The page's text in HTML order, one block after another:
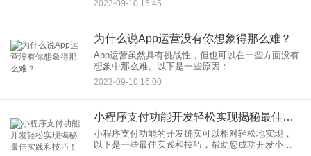
2023-09-10 15:45
为什么说App运营没有你想象得那么难？
App运营虽然具有挑战性，但也可以在一些方面没有
想象中那么难。以下是一些原因：
2023-09-10 16:00
小程序支付功能开发轻松实现揭秘最佳实践和技巧！
小程序支付功能的开发确实可以相对轻松地实现，
以下是一些最佳实践和技巧，帮助您成功开发小程